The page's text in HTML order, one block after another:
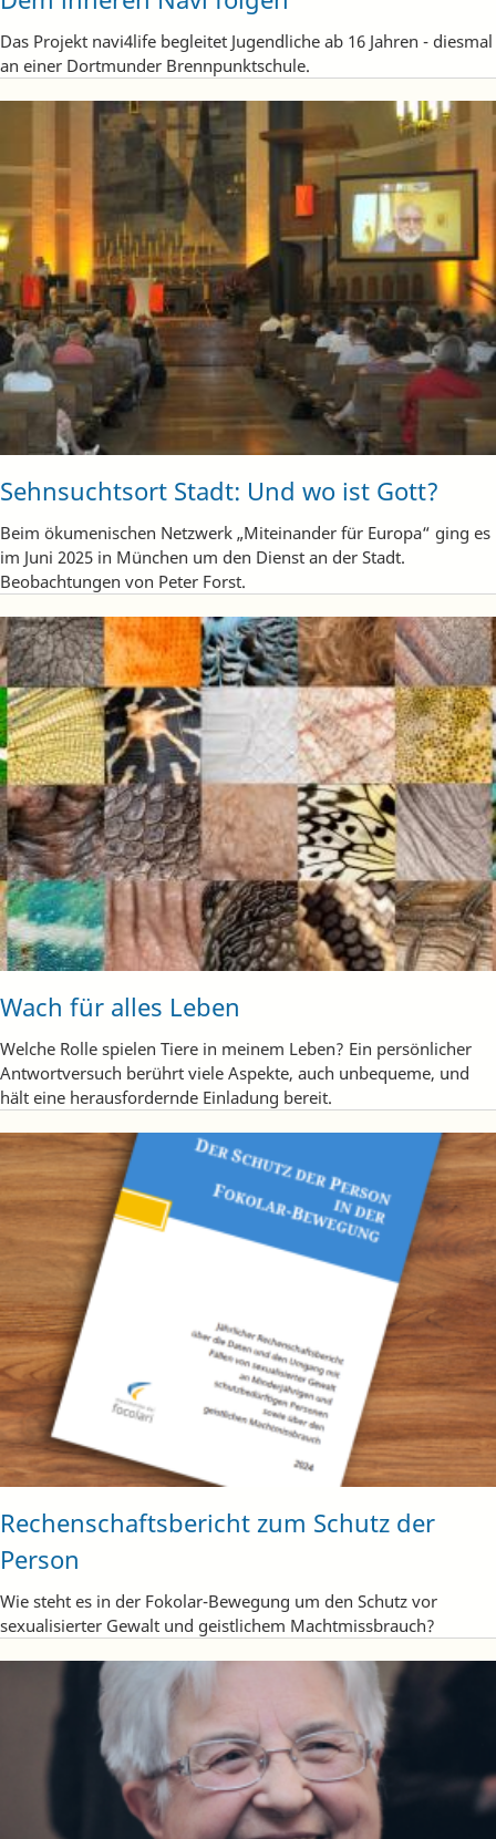
Das Projekt navi4life begleitet Jugendliche ab 16 Jahren - diesmal
an einer Dortmunder Brennpunktschule.
Sehnsuchtsort Stadt: Und wo ist Gott?
Beim ökumenischen Netzwerk „Miteinander für Europa“ ging es
im Juni 2025 in München um den Dienst an der Stadt.
Beobachtungen von Peter Forst.
Wach für alles Leben
Welche Rolle spielen Tiere in meinem Leben? Ein persönlicher
Antwortversuch berührt viele Aspekte, auch unbequeme, und
hält eine herausfordernde Einladung bereit.
Rechenschaftsbericht zum Schutz der
Person
Wie steht es in der Fokolar-Bewegung um den Schutz vor
sexualisierter Gewalt und geistlichem Machtmissbrauch?